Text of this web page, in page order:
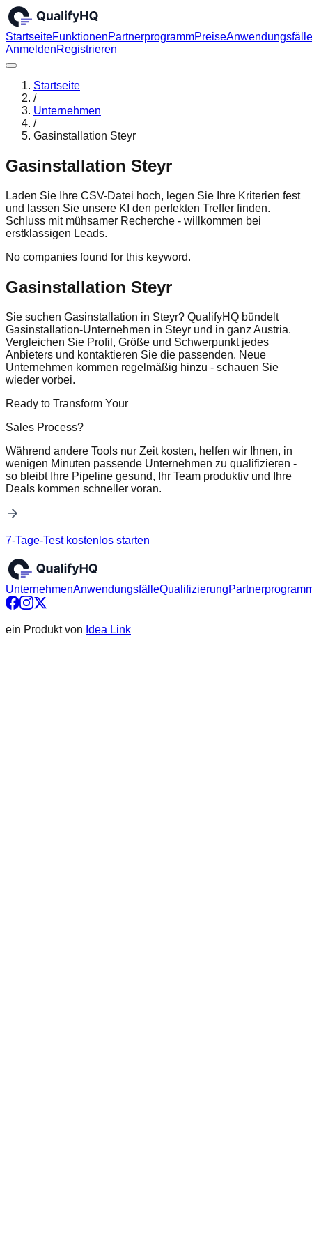
StartseiteFunktionenPartnerprogrammPreiseAnwendungsfälle
AnmeldenRegistrieren
Startseite
/
Unternehmen
/
Gasinstallation Steyr
Gasinstallation Steyr
Laden Sie Ihre CSV-Datei hoch, legen Sie Ihre Kriterien fest
und lassen Sie unsere KI den perfekten Treffer finden.
Schluss mit mühsamer Recherche - willkommen bei
erstklassigen Leads.
No companies found for this keyword.
Gasinstallation Steyr
Sie suchen Gasinstallation in Steyr? QualifyHQ bündelt
Gasinstallation-Unternehmen in Steyr und in ganz Austria.
Vergleichen Sie Profil, Größe und Schwerpunkt jedes
Anbieters und kontaktieren Sie die passenden. Neue
Unternehmen kommen regelmäßig hinzu - schauen Sie
wieder vorbei.
Ready to Transform Your
Sales Process?
Während andere Tools nur Zeit kosten, helfen wir Ihnen, in
wenigen Minuten passende Unternehmen zu qualifizieren -
so bleibt Ihre Pipeline gesund, Ihr Team produktiv und Ihre
Deals kommen schneller voran.
7-Tage-Test kostenlos starten
UnternehmenAnwendungsfälleQualifizierung
ein Produkt von Idea Link